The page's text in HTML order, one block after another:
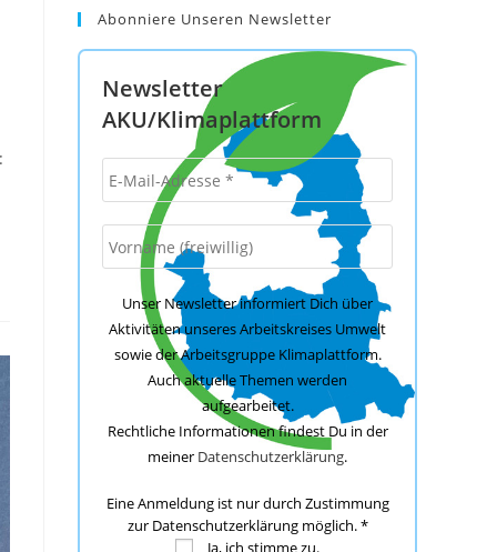
Abonniere Unseren Newsletter
Newsletter
AKU/Klimaplattform
Unser Newsletter informiert Dich über
Aktivitäten unseres Arbeitskreises Umwelt
sowie der Arbeitsgruppe Klimaplattform.
Auch aktuelle Themen werden
aufgearbeitet.
Rechtliche Informationen findest Du in der
meiner Datenschutzerklärung.
Eine Anmeldung ist nur durch Zustimmung
zur Datenschutzerklärung möglich.*
Ja, ich stimme zu.